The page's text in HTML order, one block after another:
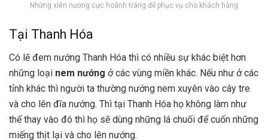
Những xiên nướng cực hoành tráng để phục vụ cho khách hàng
Tại Thanh Hóa
Có lẽ đem nướng Thanh Hóa thì có nhiều sự khác biệt hơn
những loại nem nướng ở các vùng miền khác. Nếu như ở các
tỉnh khác thì người ta thường nướng nem xuyên vào cây tre
và cho lên đĩa nướng. Thì tại Thanh Hóa họ không làm như
thế thay vào đó thì họ sẽ dùng những lá chuối để cuốn những
miếng thịt lại và cho lên nướng.